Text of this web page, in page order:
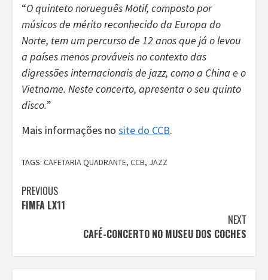
“O quinteto norueguês Motif, composto por
músicos de mérito reconhecido da Europa do
Norte, tem um percurso de 12 anos que já o levou
a países menos prováveis no contexto das
digressões internacionais de jazz, como a China e o
Vietname. Neste concerto, apresenta o seu quinto
disco.”
Mais informações no site do CCB.
TAGS: CAFETARIA QUADRANTE, CCB, JAZZ
Continue
Reading
PREVIOUS
FIMFA LX11
NEXT
CAFÉ-CONCERTO NO MUSEU DOS COCHES